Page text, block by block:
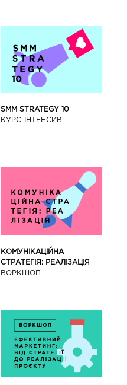
SMM STRATEGY 10
КУРС-IНТЕНСИВ
КОМУНІКАЦІЙНА
СТРАТЕГІЯ: РЕАЛІЗАЦІЯ
ВОРКШОП